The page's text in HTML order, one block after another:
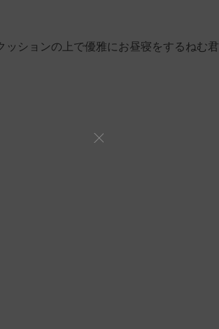
ションの上で優雅にお昼寝をするねむ君